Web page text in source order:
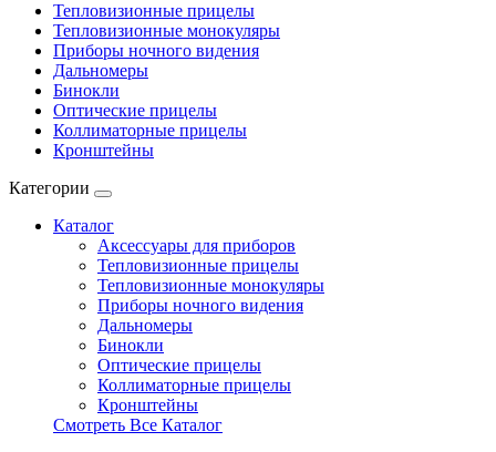
Тепловизионные прицелы
Тепловизионные монокуляры
Приборы ночного видения
Дальномеры
Бинокли
Оптические прицелы
Коллиматорные прицелы
Кронштейны
Категории
Каталог
Аксессуары для приборов
Тепловизионные прицелы
Тепловизионные монокуляры
Приборы ночного видения
Дальномеры
Бинокли
Оптические прицелы
Коллиматорные прицелы
Кронштейны
Смотреть Все Каталог